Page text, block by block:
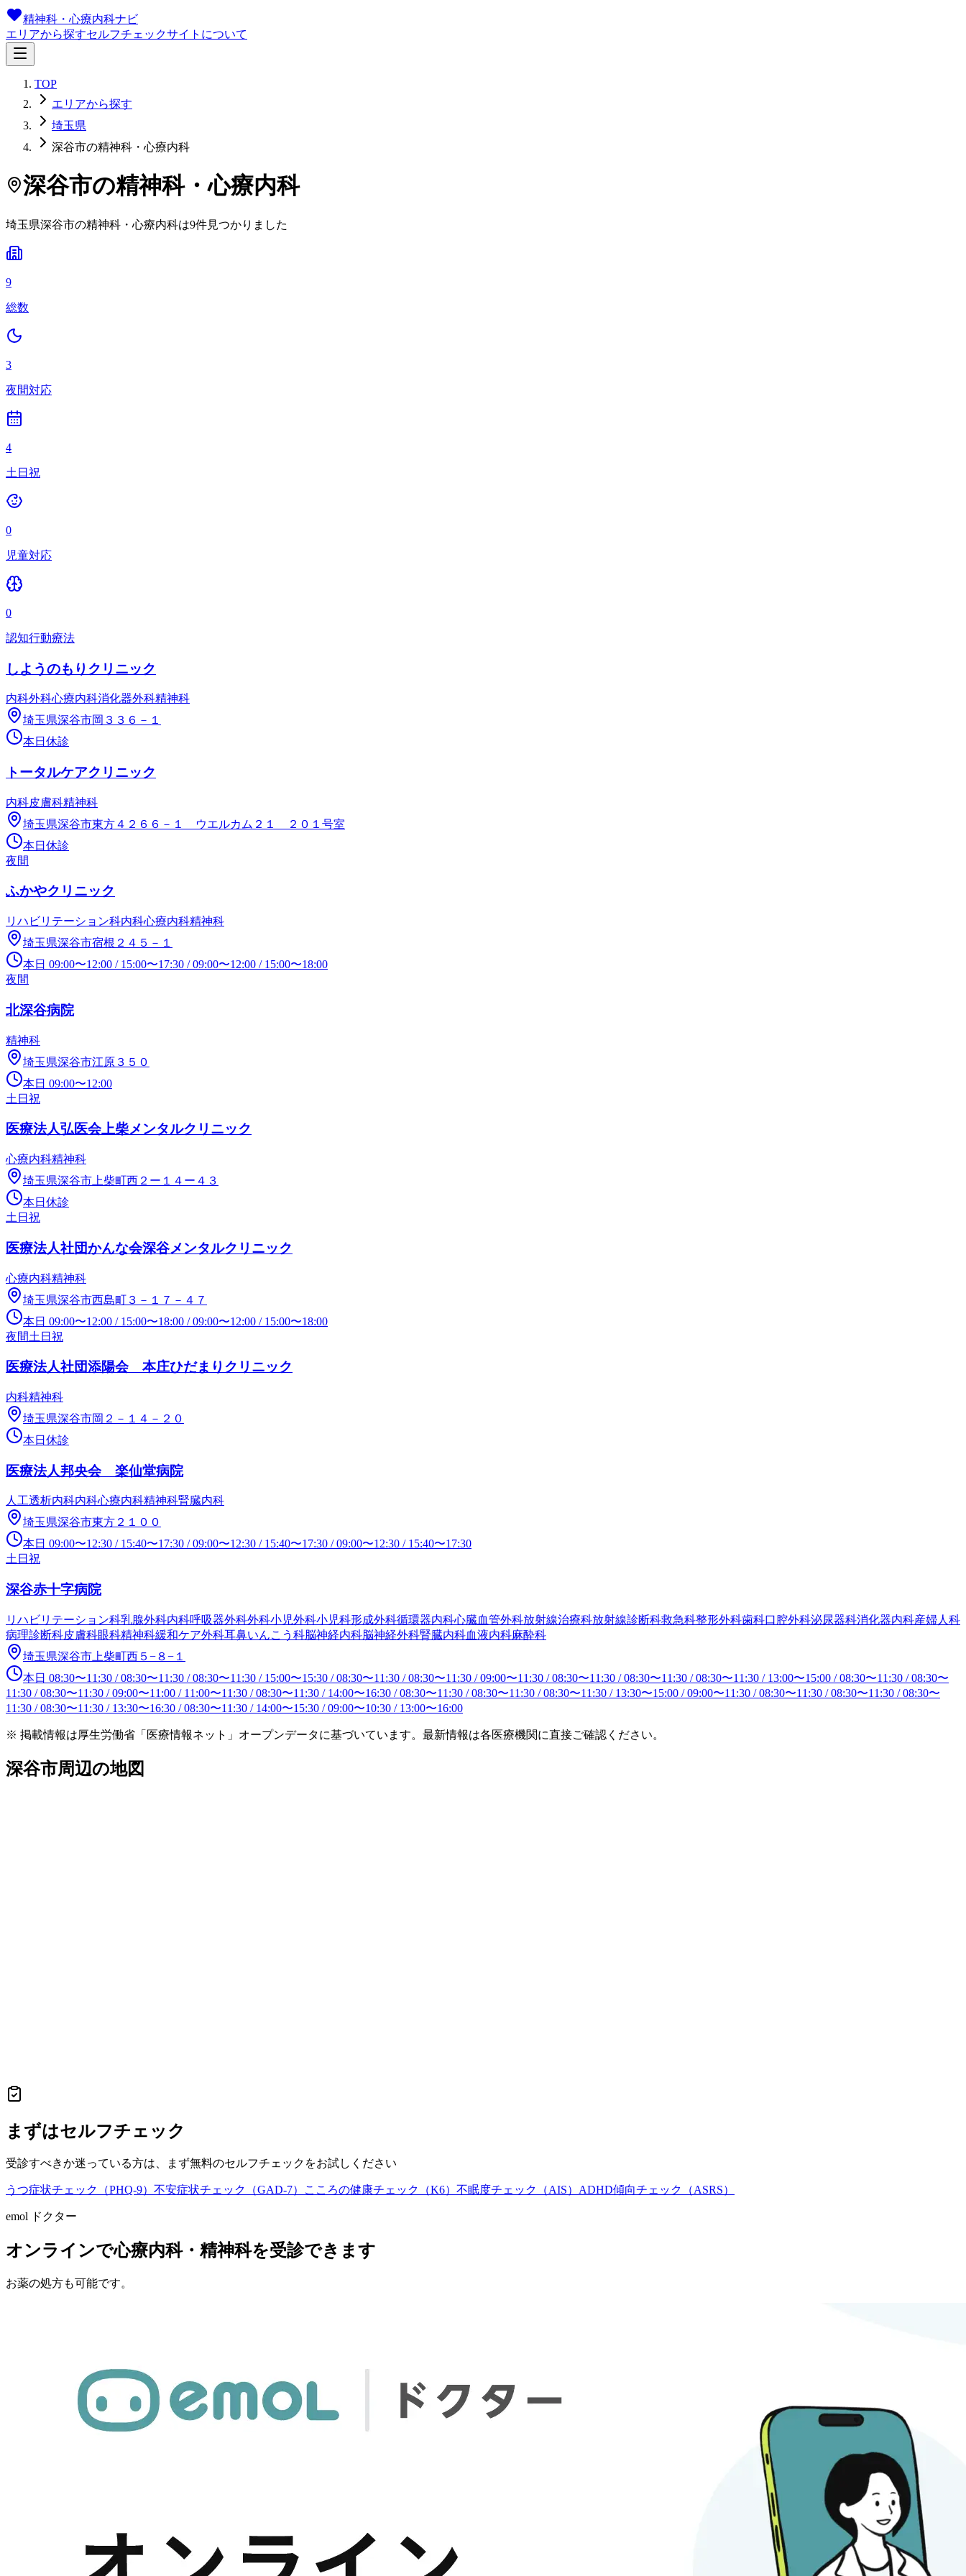
精神科・心療内科ナビ
エリアから探すセルフチェックサイトについて
TOP
エリアから探す
埼玉県
深谷市の精神科・心療内科
深谷市の精神科・心療内科
埼玉県深谷市の精神科・心療内科は9件見つかりました
9
総数
3
夜間対応
4
土日祝
0
児童対応
0
認知行動療法
しようのもりクリニック
内科外科心療内科消化器外科精神科
埼玉県深谷市岡３３６－１
本日休診
トータルケアクリニック
内科皮膚科精神科
埼玉県深谷市東方４２６６－１ ウエルカム２１ ２０１号室
本日休診
夜間
ふかやクリニック
リハビリテーション科内科心療内科精神科
埼玉県深谷市宿根２４５－１
本日 09:00〜12:00 / 15:00〜17:30 /09:00〜12:00 / 15:00〜18:00
夜間
北深谷病院
精神科
埼玉県深谷市江原３５０
本日 09:00〜12:00
土日祝
医療法人弘医会上柴メンタルクリニック
心療内科精神科
埼玉県深谷市上柴町西２ー１４ー４３
本日休診
土日祝
医療法人社団かんな会深谷メンタルクリニック
心療内科精神科
埼玉県深谷市西島町３－１７－４７
本日 09:00〜12:00 / 15:00〜18:00 /09:00〜12:00 / 15:00〜18:00
夜間土日祝
医療法人社団添陽会 本庄ひだまりクリニック
内科精神科
埼玉県深谷市岡２－１４－２０
本日休診
医療法人邦央会 楽仙堂病院
人工透析内科内科心療内科精神科腎臓内科
埼玉県深谷市東方２１００
本日 09:00〜12:30 / 15:40〜17:30 /09:00〜12:30 / 15:40〜17:30 /09:00〜12:30 / 15:40〜17:30
土日祝
深谷赤十字病院
リハビリテーション科乳腺外科内科呼吸器外科外科小児外科小児科形成外科循環器内科心臓血管外科放射線治療科放射線診断科救急科整形外科歯科口腔外科泌尿器科消化器内科産婦人科
病理診断科皮膚科眼科精神科緩和ケア外科耳鼻いんこう科脳神経内科脳神経外科腎臓内科血液内科麻酔科
埼玉県深谷市上柴町西５−８−１
本日 08:30〜11:30 /08:30〜11:30 /08:30〜11:30 / 15:00〜15:30 /08:30〜11:30 /08:30〜11:30 /09:00〜11:30 /08:30〜11:30 /08:30〜11:30 /08:30〜11:30 / 13:00〜15:00 /08:30〜11:30 /08:30〜
11:30 /08:30〜11:30 /09:00〜11:00 / 11:00〜11:30 /08:30〜11:30 / 14:00〜16:30 /08:30〜11:30 /08:30〜11:30 /08:30〜11:30 / 13:30〜15:00 /09:00〜11:30 /08:30〜11:30 /08:30〜11:30 /08:30〜
11:30 /08:30〜11:30 / 13:30〜16:30 /08:30〜11:30 / 14:00〜15:30 /09:00〜10:30 / 13:00〜16:00
※ 掲載情報は厚生労働省「医療情報ネット」オープンデータに基づいています。最新情報は各医療機関に直接ご確認ください。
深谷市周辺の地図
まずはセルフチェック
受診すべきか迷っている方は、まず無料のセルフチェックをお試しください
うつ症状チェック（PHQ-9） 不安症状チェック（GAD-7） こころの健康チェック（K6） 不眠度チェック（AIS） ADHD傾向チェック（ASRS）
emol ドクター
オンラインで心療内科・精神科を受診できます
お薬の処方も可能です。